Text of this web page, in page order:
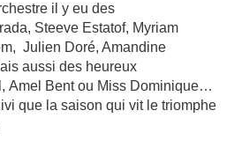
il y eu des
Steeve Estatof, Myriam
Julien Doré, Amandine
aussi des heureux
Amel Bent ou Miss Dominique…
que la saison qui vit le triomphe